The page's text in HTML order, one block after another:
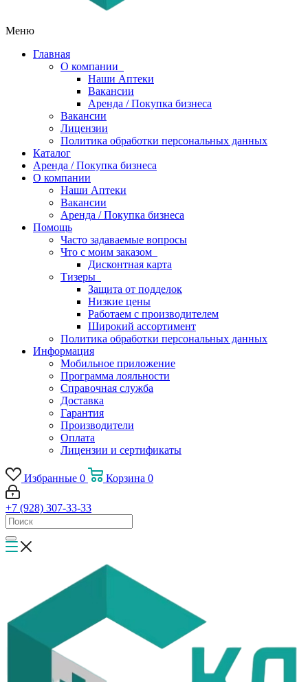
Меню
Главная
О компании
Наши Аптеки
Вакансии
Аренда / Покупка бизнеса
Вакансии
Лицензии
Политика обработки персональных данных
Каталог
Аренда / Покупка бизнеса
О компании
Наши Аптеки
Вакансии
Аренда / Покупка бизнеса
Помощь
Часто задаваемые вопросы
Что с моим заказом
Дисконтная карта
Тизеры
Защита от подделок
Низкие цены
Работаем с производителем
Широкий ассортимент
Политика обработки персональных данных
Информация
Мобильное приложение
Программа лояльности
Справочная служба
Доставка
Гарантия
Производители
Оплата
Лицензии и сертификаты
Избранные 0 Корзина 0
+7 (928) 307-33-33